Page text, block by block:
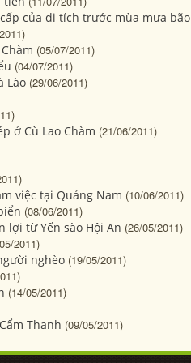
của di tích trước mùa mưa bão
(05/07/2011)
(04/07/2011)
Lào (29/06/2011)
ở Cù Lao Chàm (21/06/2011)
việc tại Quảng Nam (10/06/2011)
(08/06/2011)
lợi từ Yến sào Hội An (26/05/2011)
2011)
nghèo (19/05/2011)
(14/05/2011)
Thanh (09/05/2011)